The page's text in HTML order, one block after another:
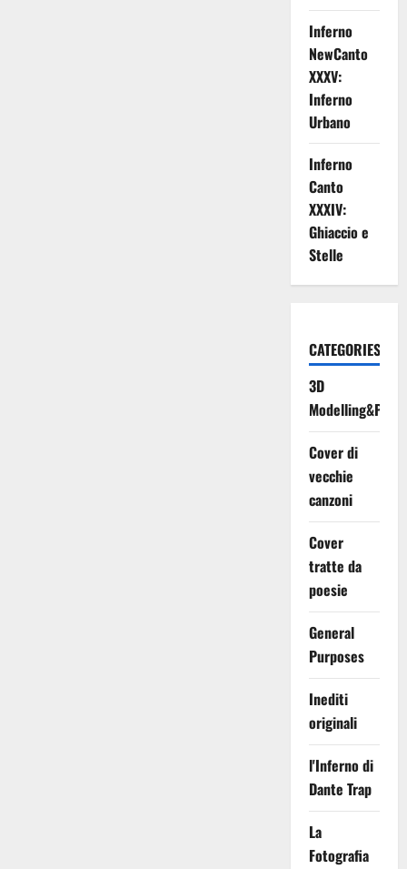
Inferno
NewCanto
XXXV:
Inferno
Urbano
Inferno
Canto
XXXIV:
Ghiaccio e
Stelle
CATEGORIES
3D
Cover di
vecchie
canzoni
Cover
tratte da
poesie
General
Purposes
Inediti
originali
l'Inferno di
Dante Trap
La
Fotografia